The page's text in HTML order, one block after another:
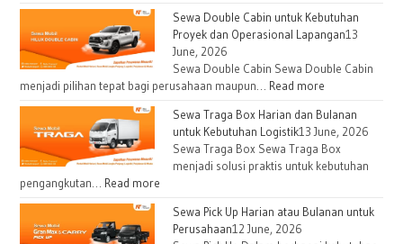
Sewa Double Cabin untuk Kebutuhan
Proyek dan Operasional Lapangan13
June, 2026
Sewa Double Cabin Sewa Double Cabin
menjadi pilihan tepat bagi perusahaan maupun… Read more
Double
Cabin
untuk
dan
Sewa Traga Box Harian dan Bulanan
untuk Kebutuhan Logistik13 June, 2026
Sewa Traga Box Sewa Traga Box
menjadi solusi praktis untuk kebutuhan
pengangkutan… Read more
Traga
Box
Sewa Pick Up Harian atau Bulanan untuk
Perusahaan12 June, 2026